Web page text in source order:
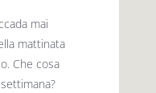
mai
mattinata
Che cosa